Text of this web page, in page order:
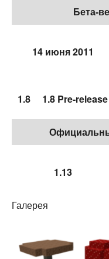
Бета-
14 июня 2011
1.8 1.8 Pre-release
1.13
Галерея